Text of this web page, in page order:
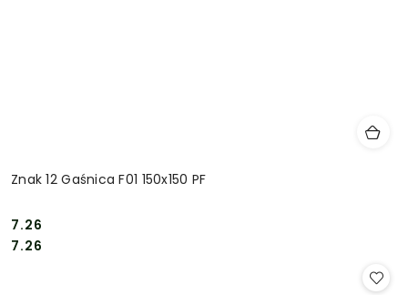
Znak 12 Gaśnica F01 150x150 PF
Cena:
7.26
Cena:
7.26